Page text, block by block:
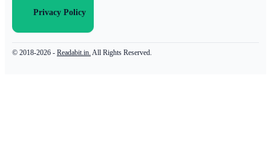
Privacy Policy
© 2018-2026 - Readabit.in. All Rights Reserved.